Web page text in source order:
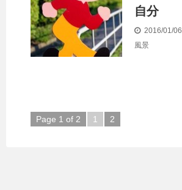
自分
2016/01/06
風景
Page 1 of 2 1 2